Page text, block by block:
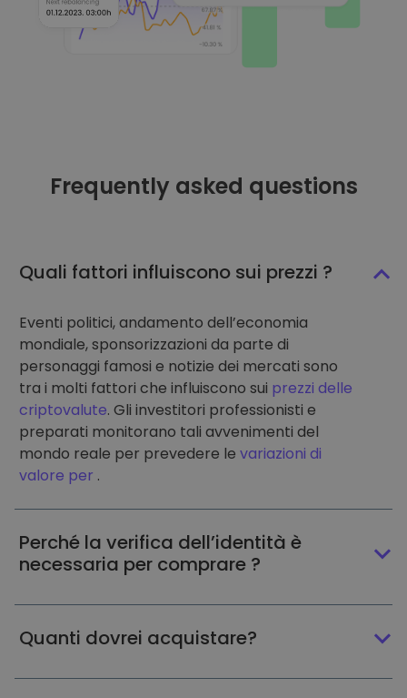
Frequently asked questions
Quali fattori influiscono sui prezzi ?
Eventi politici, andamento dell’economia
mondiale, sponsorizzazioni da parte di
personaggi famosi e notizie dei mercati sono
tra i molti fattori che influiscono sui prezzi delle
criptovalute. Gli investitori professionisti e
preparati monitorano tali avvenimenti del
mondo reale per prevedere le variazioni di
valore per .
Perché la verifica dell’identità è
necessaria per comprare ?
Quanti dovrei acquistare?